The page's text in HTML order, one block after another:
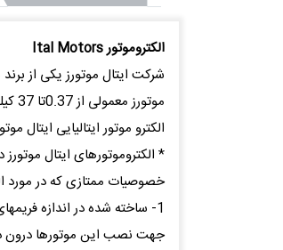
الكتروموتور Ital Motors
شرکت ایتال موتورز یکی از برند
موتورز معمولی از 0.37تا 37 کیلووات بود ولی در حال حاضر بازه توان از 30تا2600 کیلو وات می باشد که مورد استفاده طیف گسترده ای از صنایع می باشد.
الکترو موتور ایتالیایی ایتال
خصوصیات ممتازی که در مورد
جهت نصب این موتورها درون